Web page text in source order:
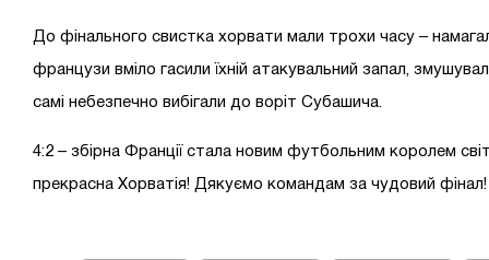
До фінального свистка хорвати мали трохи часу –
французи вміло гасили їхній атакувальний запал,
самі небезпечно вибігали до воріт Субашича.
4:2 – збірна Франції стала новим футбольним королем
прекрасна Хорватія! Дякуємо командам за чудовий фінал!